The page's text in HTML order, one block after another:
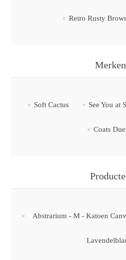
Retro Rusty
Merken
Soft Cactus See You at
Coats
Abstrarium - M - Katoen